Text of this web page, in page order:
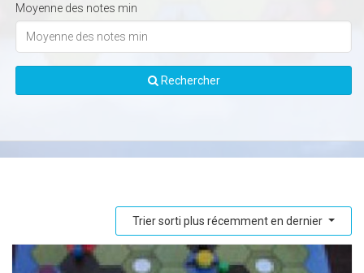
Moyenne des notes min
Rechercher
Trier sorti plus récemment en dernier